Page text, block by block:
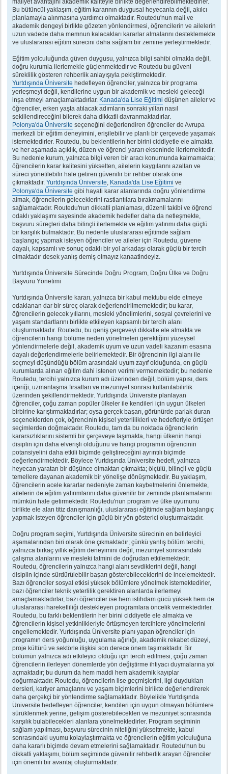
Bu bütüncül yaklaşım, eğitim kararının duygusal heyecanla değil, akılcı
planlamayla alınmasına yardımcı olmaktadır. Routedu'nun mali ve
akademik dengeyi birlikte gözeten yönlendirmesi, öğrencilerin ve ailelerin
uzun vadede daha memnun kalacakları kararlar almalarını desteklemekte
ve uluslararası eğitim sürecini daha sağlam bir zemine yerleştirmektedir.
Eğitim yolculuğunda güven duygusu, yalnızca bilgi sahibi olmakla değil,
doğru kurumla ilerlemekle güçlenmektedir ve Routedu bu güveni
süreklilik gösteren rehberlik anlayışıyla pekiştirmektedir.
Yurtdışında Üniversite hedefleyen öğrenciler, yalnızca bir programa
yerleşmeyi değil, kendilerine uygun bir akademik ve mesleki geleceği
inşa etmeyi amaçlamaktadırlar. Kanada'da Lise Eğitimi düşünen aileler ve
öğrenciler, erken yaşta atılacak adımların sonraki yılları nasıl
şekillendireceğini bilerek daha dikkatli davranmaktadırlar.
Polonya'da Üniversite seçeneğini değerlendiren öğrenciler de Avrupa
merkezli bir eğitim deneyimini, erişilebilir ve planlı bir çerçevede yaşamak
istemektedirler. Routedu, bu beklentilerin her birini ciddiyetle ele almakta
ve her aşamada açıklık, düzen ve öğrenci yararı ekseninde ilerlemektedir.
Bu nedenle kurum, yalnızca bilgi veren bir aracı konumunda kalmamakta;
öğrencilerin karar kalitesini yükselten, ailelerin kaygılarını azaltan ve
süreci yönetilebilir hale getiren güvenilir bir rehber olarak öne
çıkmaktadır. Yurtdışında Üniversite Kanada'da Lise Eğitimi ve
Polonya'da Üniversite gibi hayati karar alanlarında doğru yönlendirme
almak, öğrencilerin geleceklerini rastlantılara bırakmamalarını
sağlamaktadır. Routedu'nun dikkatli planlaması, düzenli takibi ve öğrenci
odaklı yaklaşımı sayesinde akademik hedefler daha da netleşmekte,
başvuru süreçleri daha bilinçli ilerlemekte ve eğitim yatırımı daha güçlü
bir karşılık bulmaktadır. Bu nedenle uluslararası eğitimde sağlam
başlangıç yapmak isteyen öğrenciler ve aileler için Routedu, güvene
dayalı, kapsamlı ve sonuç odaklı bir yol arkadaşı olarak güçlü bir tercih
olmaktadır desek yanlış demiş olmayız kanaatindeyiz.
Yurtdışında Üniversite Sürecinde Doğru Program, Doğru Ülke ve Doğru
Başvuru Yönetimi
Yurtdışında Üniversite kararı, yalnızca bir kabul mektubu elde etmeye
odaklanan dar bir süreç olarak değerlendirilmemektedir; bu karar,
öğrencilerin gelecek yıllarını, mesleki yönelimlerini, sosyal çevrelerini ve
yaşam standartlarını birlikte etkileyen kapsamlı bir tercih alanı
oluşturmaktadır. Routedu, bu geniş çerçeveyi dikkatle ele almakta ve
öğrencilerin hangi bölüme neden yönelmeleri gerektiğini yüzeysel
yönlendirmelerle değil, akademik uyum ve uzun vadeli kazanım esasına
dayalı değerlendirmelerle belirlemektedir. Bir öğrencinin ilgi alanı ile
seçmeyi düşündüğü bölüm arasındaki uyum zayıf olduğunda, en güçlü
kurumlarda alınan eğitim dahi istenen verimi vermemektedir; bu nedenle
Routedu, tercihi yalnızca kurum adı üzerinden değil, bölüm yapısı, ders
içeriği, uzmanlaşma fırsatları ve mezuniyet sonrası kullanılabilirlik
üzerinden şekillendirmektedir. Yurtdışında Üniversite planlayan
öğrenciler, çoğu zaman popüler ülkeler ile kendileri için uygun ülkeleri
birbirine karıştırmaktadırlar; oysa gerçek başarı, görünürde parlak duran
seçeneklerden çok, öğrencinin kişisel yeterlilikleri ve hedefleriyle örtüşen
seçimlerden doğmaktadır. Routedu, tam da bu noktada öğrencilerin
kararsızlıklarını sistemli bir çerçeveye taşımakta, hangi ülkenin hangi
disiplin için daha elverişli olduğunu ve hangi programın öğrencinin
potansiyelini daha etkili biçimde geliştireceğini ayrıntılı biçimde
değerlendirmektedir. Böylece Yurtdışında Üniversite hedefi, yalnızca
heyecan yaratan bir düşünce olmaktan çıkmakta; ölçülü, bilinçli ve güçlü
temellere dayanan akademik bir yönelişe dönüşmektedir. Bu yaklaşım,
öğrencilerin acele kararlar nedeniyle zaman kaybetmelerini önlemekte,
ailelerin de eğitim yatırımlarını daha güvenilir bir zeminde planlamalarını
mümkün hale getirmektedir. Routedu'nun program ve ülke uyumunu
birlikte ele alan titiz danışmanlığı, uluslararası eğitimde sağlam başlangıç
yapmak isteyen öğrenciler için güçlü bir yön gösterici oluşturmaktadır.
Doğru program seçimi, Yurtdışında Üniversite sürecinin en belirleyici
aşamalarından biri olarak öne çıkmaktadır; çünkü yanlış bölüm tercihi,
yalnızca birkaç yıllık eğitim deneyimini değil, mezuniyet sonrasındaki
çalışma alanlarını ve mesleki tatmini de doğrudan etkilemektedir.
Routedu, öğrencilerin yalnızca hangi alanı sevdiklerini değil, hangi
disiplin içinde sürdürülebilir başarı gösterebileceklerini de incelemektedir.
Bazı öğrenciler sosyal etkisi yüksek bölümlere yönelmek istemektedirler,
bazı öğrenciler teknik yeterlilik gerektiren alanlarda ilerlemeyi
amaçlamaktadırlar, bazı öğrenciler ise hem istihdam gücü yüksek hem de
uluslararası hareketliliği destekleyen programlara öncelik vermektedirler.
Routedu, bu farklı beklentilerin her birini ciddiyetle ele almakta ve
öğrencilerin kişisel yetkinlikleriyle örtüşmeyen tercihlere yönelmelerini
engellemektedir. Yurtdışında Üniversite planı yapan öğrenciler için
programın ders yoğunluğu, uygulama ağırlığı, akademik rekabet düzeyi,
proje kültürü ve sektörle ilişkisi son derece önem taşımaktadır. Bir
bölümün yalnızca adı etkileyici olduğu için tercih edilmesi, çoğu zaman
öğrencilerin ilerleyen dönemlerde yön değiştirme ihtiyacı duymalarına yol
açmaktadır; bu durum da hem maddi hem akademik kayıplar
doğurmaktadır. Routedu, öğrencilerin lise geçmişlerini, ilgi duydukları
dersleri, kariyer amaçlarını ve yaşam biçimlerini birlikte değerlendirerek
daha gerçekçi bir yönlendirme sağlamaktadır. Böylelikle Yurtdışında
Üniversite hedefleyen öğrenciler, kendileri için uygun olmayan bölümlere
sürüklenmek yerine, gelişim gösterebilecekleri ve mezuniyet sonrasında
karşılık bulabilecekleri alanlara yönelmektedirler. Program seçiminin
sağlam yapılması, başvuru sürecinin niteliğini yükseltmekte, kabul
sonrasındaki uyumu kolaylaştırmakta ve öğrencilerin eğitim yolculuğuna
daha kararlı biçimde devam etmelerini sağlamaktadır. Routedu'nun bu
dikkatli yaklaşımı, bölüm seçiminde güvenilir rehberlik arayan öğrenciler
için önemli bir avantaj oluşturmaktadır.